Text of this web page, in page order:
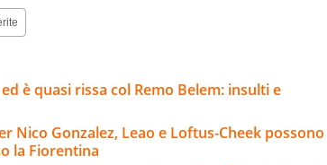
è quasi rissa col Remo Belem: insulti e
Nico Gonzalez, Leao e Loftus-Cheek possono
la Fiorentina